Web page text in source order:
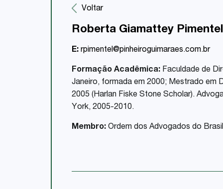
Voltar
Roberta Giamattey
E: rpimentel@pinheiroguimaraes.com.br
Formação Acadêmica: Faculdade de
Janeiro, formada em 2000; Mestrado em
2005 (Harlan Fiske Stone Scholar).
York, 2005-2010.
Membro: Ordem dos Advogados do